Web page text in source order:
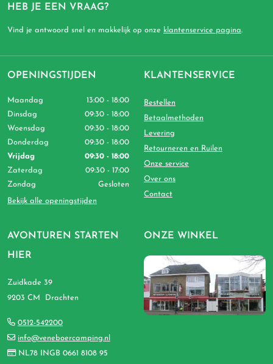
HEB JE EEN VRAAG?
Vind je antwoord snel en makkelijk op onze klantenservice pagina.
AVONTUREN STARTEN
HIER
Zuidkade 39
9203 CM Drachten
0512-542200
info@veneboercamping.nl
NL78 INGB 0661 8108 95
OPENINGSTIJDEN
Maandag
13:00 - 18:00
Dinsdag
09:30 - 18:00
Woensdag
09:30 - 18:00
Donderdag
09:30 - 18:00
Vrijdag
09:30 - 18:00
Zaterdag
09:30 - 17:00
Zondag
Gesloten
Bekijk alle openingstijden
KLANTENSERVICE
Bestellen
Betaalmethoden
Levering
Retourneren en Ruilen
Onze service
Over ons
Contact
ONZE WINKEL